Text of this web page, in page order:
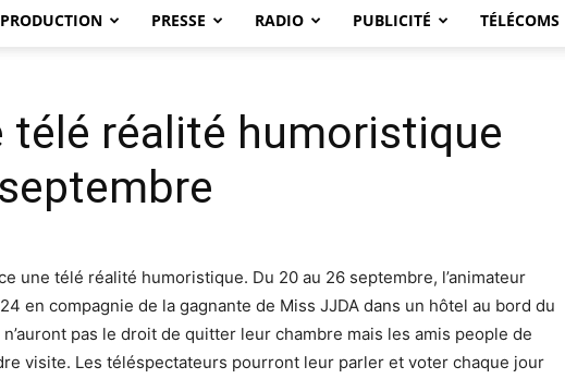
PRODUCTION PRESSE RADIO PUBLICITÉ TÉLÉCOMS
télé réalité humoristique
une télé réalité humoristique. Du 20 au 26 septembre, l’animateur
en compagnie de la gagnante de Miss JJDA dans un hôtel au bord du
pas le droit de quitter leur chambre mais les amis people de
visite. Les téléspectateurs pourront leur parler et voter chaque jour